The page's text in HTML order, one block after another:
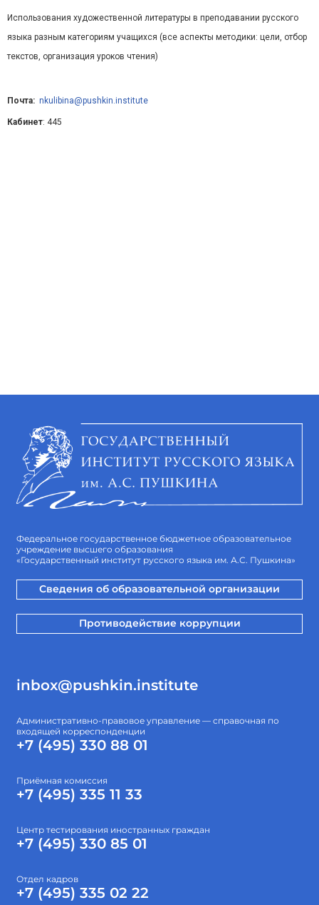
Использования художественной литературы в преподавании русского
языка разным категориям учащихся (все аспекты методики: цели, отбор
текстов, организация уроков чтения)
Почта: nkulibina@pushkin.institute
Кабинет: 445
Федеральное государственное бюджетное образовательное
учреждение высшего образования
«Государственный институт русского языка им. А.С. Пушкина»
Сведения об образовательной организации
Противодействие коррупции
inbox@pushkin.institute
Административно-правовое управление — справочная по
входящей корреспонденции
+7 (495) 330 88 01
Приёмная комиссия
+7 (495) 335 11 33
Центр тестирования иностранных граждан
+7 (495) 330 85 01
Отдел кадров
+7 (495) 335 02 22